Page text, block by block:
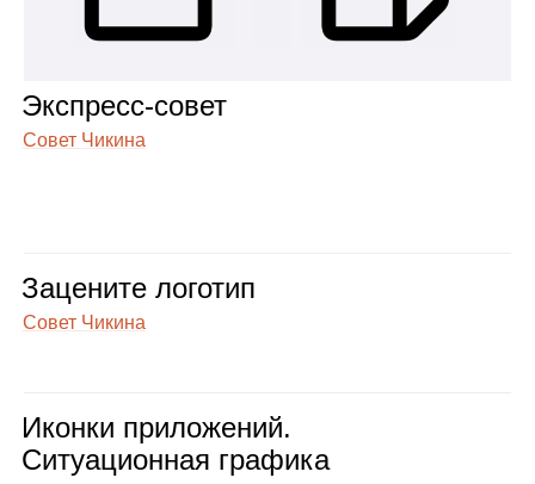
Экс­пресс‑совет
Совет Чикина
Заце­ните лого­тип
Совет Чикина
Иконки при­ло­же­ний.
Ситу­а­ци­он­ная гра­фика